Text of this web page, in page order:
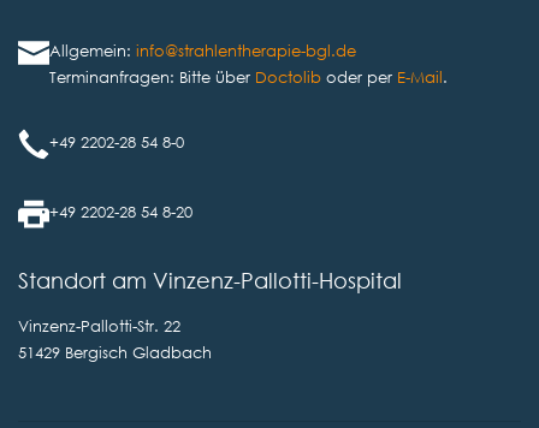
Allgemein: info@strahlentherapie-bgl.de
Terminanfragen: Bitte über Doctolib oder per E-Mail.
+49 2202-28 54 8-0
+49 2202-28 54 8-20
Standort am Vinzenz-Pallotti-Hospital
Vinzenz-Pallotti-Str. 22
51429 Bergisch Gladbach